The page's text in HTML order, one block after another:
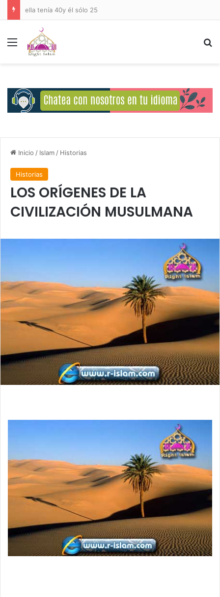
Deberes del Ser Humano Hacia Allah
Menú
Inicio / Islam / Historias
Historias
LOS ORÍGENES DE LA
CIVILIZACIÓN MUSULMANA